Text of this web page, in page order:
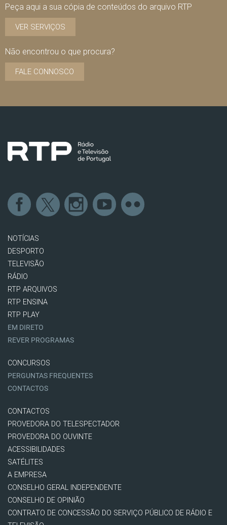
Peça aqui a sua cópia de conteúdos do arquivo RTP
VER SERVIÇOS
Não encontrou o que procura?
FALE CONNOSCO
NOTÍCIAS
DESPORTO
TELEVISÃO
RÁDIO
RTP ARQUIVOS
RTP ENSINA
RTP PLAY
EM DIRETO
REVER PROGRAMAS
CONCURSOS
PERGUNTAS FREQUENTES
CONTACTOS
CONTACTOS
PROVEDORA DO TELESPECTADOR
PROVEDORA DO OUVINTE
ACESSIBILIDADES
SATÉLITES
A EMPRESA
CONSELHO GERAL INDEPENDENTE
CONSELHO DE OPINIÃO
CONTRATO DE CONCESSÃO DO SERVIÇO PÚBLICO DE RÁDIO E